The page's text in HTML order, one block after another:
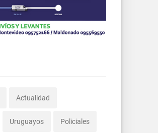
Actualidad
Uruguayos Policiales